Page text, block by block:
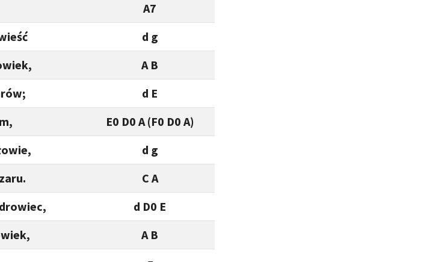
A7
d g
A B
d E
E0 D0 A (F0 D0 A)
d g
C A
d D0 E
A B